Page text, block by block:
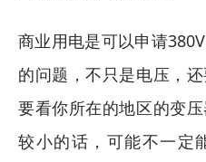
商业用电是可以申请
的问题，不只是电压，
要看你所在的地区的变
较小的话，可能不一定